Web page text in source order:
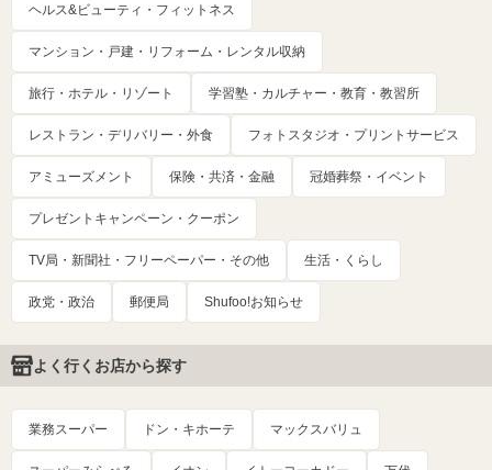
ヘルス&ビューティ・フィットネス
マンション・戸建・リフォーム・レンタル収納
旅行・ホテル・リゾート 学習塾・カルチャー・教育・教習所
レストラン・デリバリー・外食 フォトスタジオ・プリントサービス
アミューズメント 保険・共済・金融 冠婚葬祭・イベント
プレゼントキャンペーン・クーポン
TV局・新聞社・フリーペーパー・その他 生活・くらし
政党・政治 郵便局 Shufoo!お知らせ
よく行くお店から探す
業務スーパー ドン・キホーテ マックスバリュ